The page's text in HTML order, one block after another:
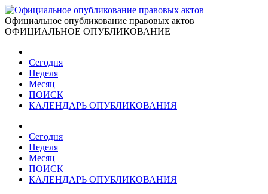
Официальное опубликование правовых актов
ОФИЦИАЛЬНОЕ ОПУБЛИКОВАНИЕ
Сегодня
Неделя
Месяц
ПОИСК
КАЛЕНДАРЬ ОПУБЛИКОВАНИЯ
Сегодня
Неделя
Месяц
ПОИСК
КАЛЕНДАРЬ ОПУБЛИКОВАНИЯ